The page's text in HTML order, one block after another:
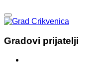
Gradovi prijatelji